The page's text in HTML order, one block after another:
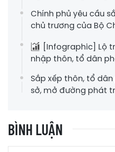
Chính phủ yêu cầu
chủ trương của Bộ
[Infographic] Lộ
nhập thôn, tổ dân
Sắp xếp thôn, tổ
sở, mở đường phát
BÌNH LUẬN